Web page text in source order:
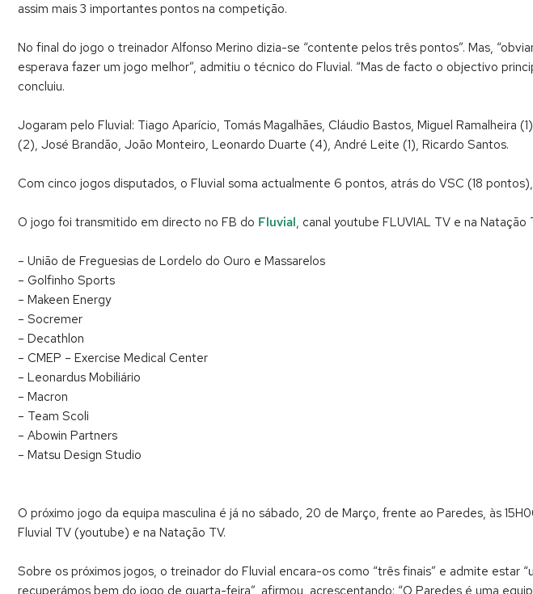
assim mais 3 importantes pontos na competição.
No final do jogo o treinador Alfonso Merino dizia-se “contente pelos três pontos”. Mas,
esperava fazer um jogo melhor”, admitiu o técnico do Fluvial. “Mas de facto o objectivo
concluiu.
Jogaram pelo Fluvial: Tiago Aparício, Tomás Magalhães, Cláudio Bastos, Miguel Ramalheira
(2), José Brandão, João Monteiro, Leonardo Duarte (4), André Leite (1), Ricardo Santos.
Com cinco jogos disputados, o Fluvial soma actualmente 6 pontos, atrás do VSC (18
O jogo foi transmitido em directo no FB do Fluvial, canal youtube FLUVIAL TV e na
– União de Freguesias de Lordelo do Ouro e Massarelos
– Golfinho Sports
– Makeen Energy
– Socremer
– Decathlon
– CMEP – Exercise Medical Center
– Leonardus Mobiliário
– Macron
– Team Scoli
– Abowin Partners
– Matsu Design Studio
O próximo jogo da equipa masculina é já no sábado, 20 de Março, frente ao Paredes, às
Fluvial TV (youtube) e na Natação TV.
Sobre os próximos jogos, o treinador do Fluvial encara-os como “três finais” e admite estar
recuperámos bem do jogo de quarta-feira”, afirmou, acrescentando: “O Paredes é uma